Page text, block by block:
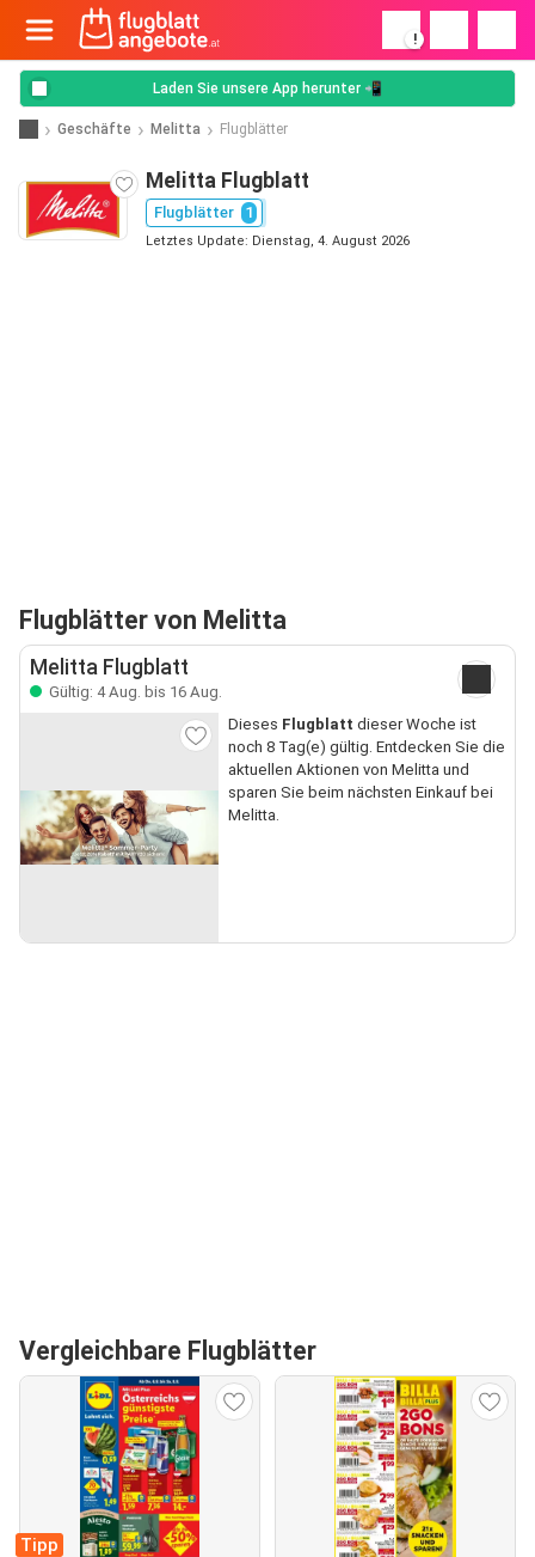
!
Laden Sie unsere App herunter 📲
Geschäfte Melitta Flugblätter
Melitta Flugblatt
Flugblätter 1
Letztes Update: Dienstag, 4. August 2026
Flugblätter von Melitta
Melitta Flugblatt
Gültig: 4 Aug. bis 16 Aug.
Dieses Flugblatt dieser Woche ist
noch 8 Tag(e) gültig. Entdecken Sie die
aktuellen Aktionen von Melitta und
sparen Sie beim nächsten Einkauf bei
Melitta.
Vergleichbare Flugblätter
Tipp